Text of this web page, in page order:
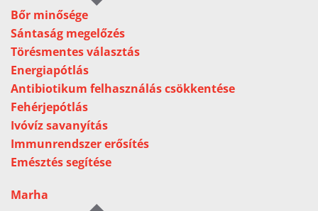
Bőr minősége
Sántaság megelőzés
Törésmentes választás
Energiapótlás
Antibiotikum felhasználás csökkentése
Fehérjepótlás
Ivóvíz savanyítás
Immunrendszer erősítés
Emésztés segítése
Marha